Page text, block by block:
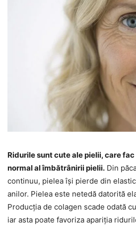
Ridurile sunt cute ale pielii, care
normal al îmbătrânirii pielii. Din
continuu, pielea își pierde din
anilor. Pielea este netedă datorită
Producția de colagen scade odată
iar asta poate favoriza apariția